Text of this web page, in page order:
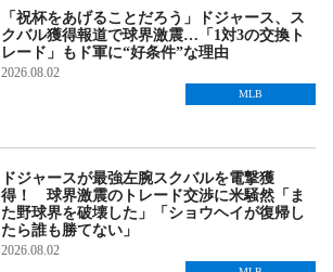
「祝杯をあげることだろう」ドジャース、ス
クバル獲得報道で球界激震…「1対3の交換ト
レード」もド軍に“好条件”な理由
2026.08.02
MLB
ドジャースが最強左腕スクバルを電撃獲
得！ 球界激震のトレード交渉に米騒然「ま
た野球界を破壊した」「ショウヘイが復帰し
たら誰も勝てない」
2026.08.02